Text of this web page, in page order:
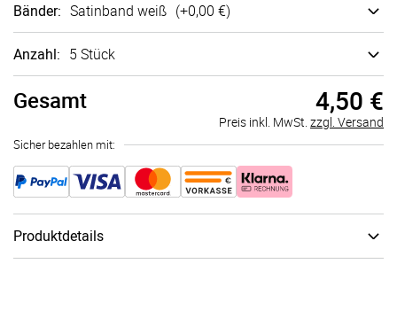
Bänder: Satin­band weiß (+0,00 €)
Anzahl: 5 Stück
Gesamt 4,50 €
Preis inkl. MwSt. zzgl. Versand
Sicher bezahlen mit:
Produktdetails